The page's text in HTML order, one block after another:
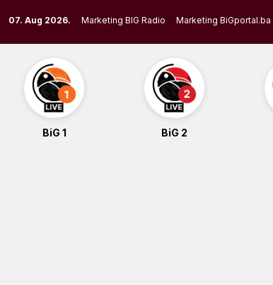
to
content
07. Aug 2026. Marketing BIG Radio Marketing BiGportal.ba
BiG 1 BiG 2